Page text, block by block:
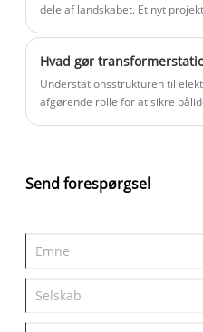
dele af landskabet. Et nyt
Understationsstrukturen til
afgørende rolle for at sikre
elementer kan ingeniører,
beslutningstagere optimere
Send forespørgsel